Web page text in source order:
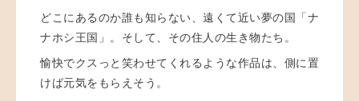
どこにあるのか誰も知らない、遠くて近い夢の国「ナ
ナホシ王国」。そして、その住人の生き物たち。
愉快でクスっと笑わせてくれるような作品は、側に置
けば元気をもらえそう。